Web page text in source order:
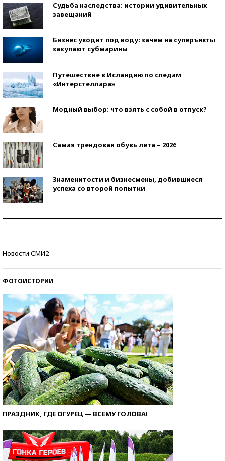
Судьба наследства: истории удивительных
завещаний
Бизнес уходит под воду: зачем на суперъяхты
закупают субмарины
Путешествие в Исландию по следам
«Интерстеллара»
Модный выбор: что взять с собой в отпуск?
Самая трендовая обувь лета – 2026
Знаменитости и бизнесмены, добившиеся
успеха со второй попытки
Новости СМИ2
ФОТОИСТОРИИ
ПРАЗДНИК, ГДЕ ОГУРЕЦ — ВСЕМУ ГОЛОВА!